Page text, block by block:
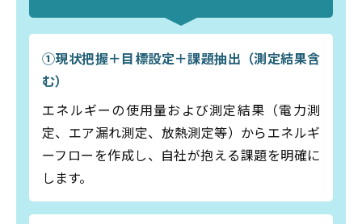
①現状把握＋目標設定＋課題抽出（測定結果含
む）
エネルギーの使用量および測定結果（電力測
定、エア漏れ測定、放熱測定等）からエネルギ
ーフローを作成し、自社が抱える課題を明確に
します。